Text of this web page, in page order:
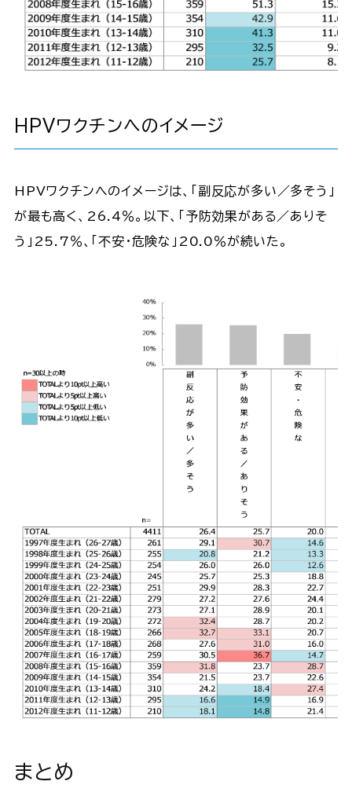
HPVワクチンへのイメージ
HPVワクチンへのイメージは、「副反応が多い／多そう」
が最も高く、26.4％。以下、「予防効果がある／ありそ
う」25.7％、「不安・危険な」20.0％が続いた。
まとめ